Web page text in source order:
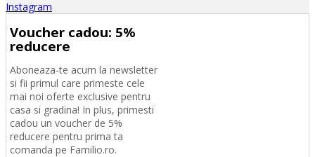
Instagram
Voucher cadou: 5%
reducere
Aboneaza-te acum la newsletter
si fii primul care primeste cele
mai noi oferte exclusive pentru
casa si gradina! In plus, primesti
cadou un voucher de 5%
reducere pentru prima ta
comanda pe Familio.ro.